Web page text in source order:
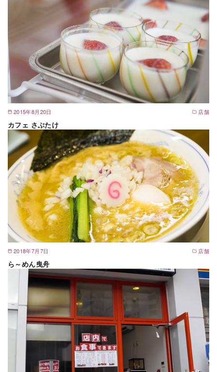
2015年8月20日 店舗
カフェ さぶたけ
2018年7月7日 店舗
ら～めん曳舟